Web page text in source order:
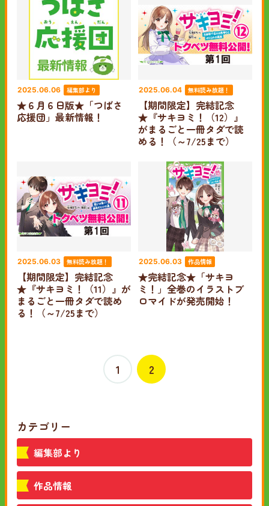
2025.06.06 編集部より
★６月６日版★「つばさ
応援団」最新情報！
2025.06.04 無料読み放題！
【期間限定】完結記念
★『サキヨミ！（12）』
がまるごと一冊タダで読
める！（～7/25まで）
2025.06.03 無料読み放題！
【期間限定】完結記念
★『サキヨミ！（11）』が
まるごと一冊タダで読め
る！（～7/25まで）
2025.06.03 作品情報
★完結記念★「サキヨ
ミ！」全巻のイラストブ
ロマイドが発売開始！
1 2
カテゴリー
編集部より
作品情報